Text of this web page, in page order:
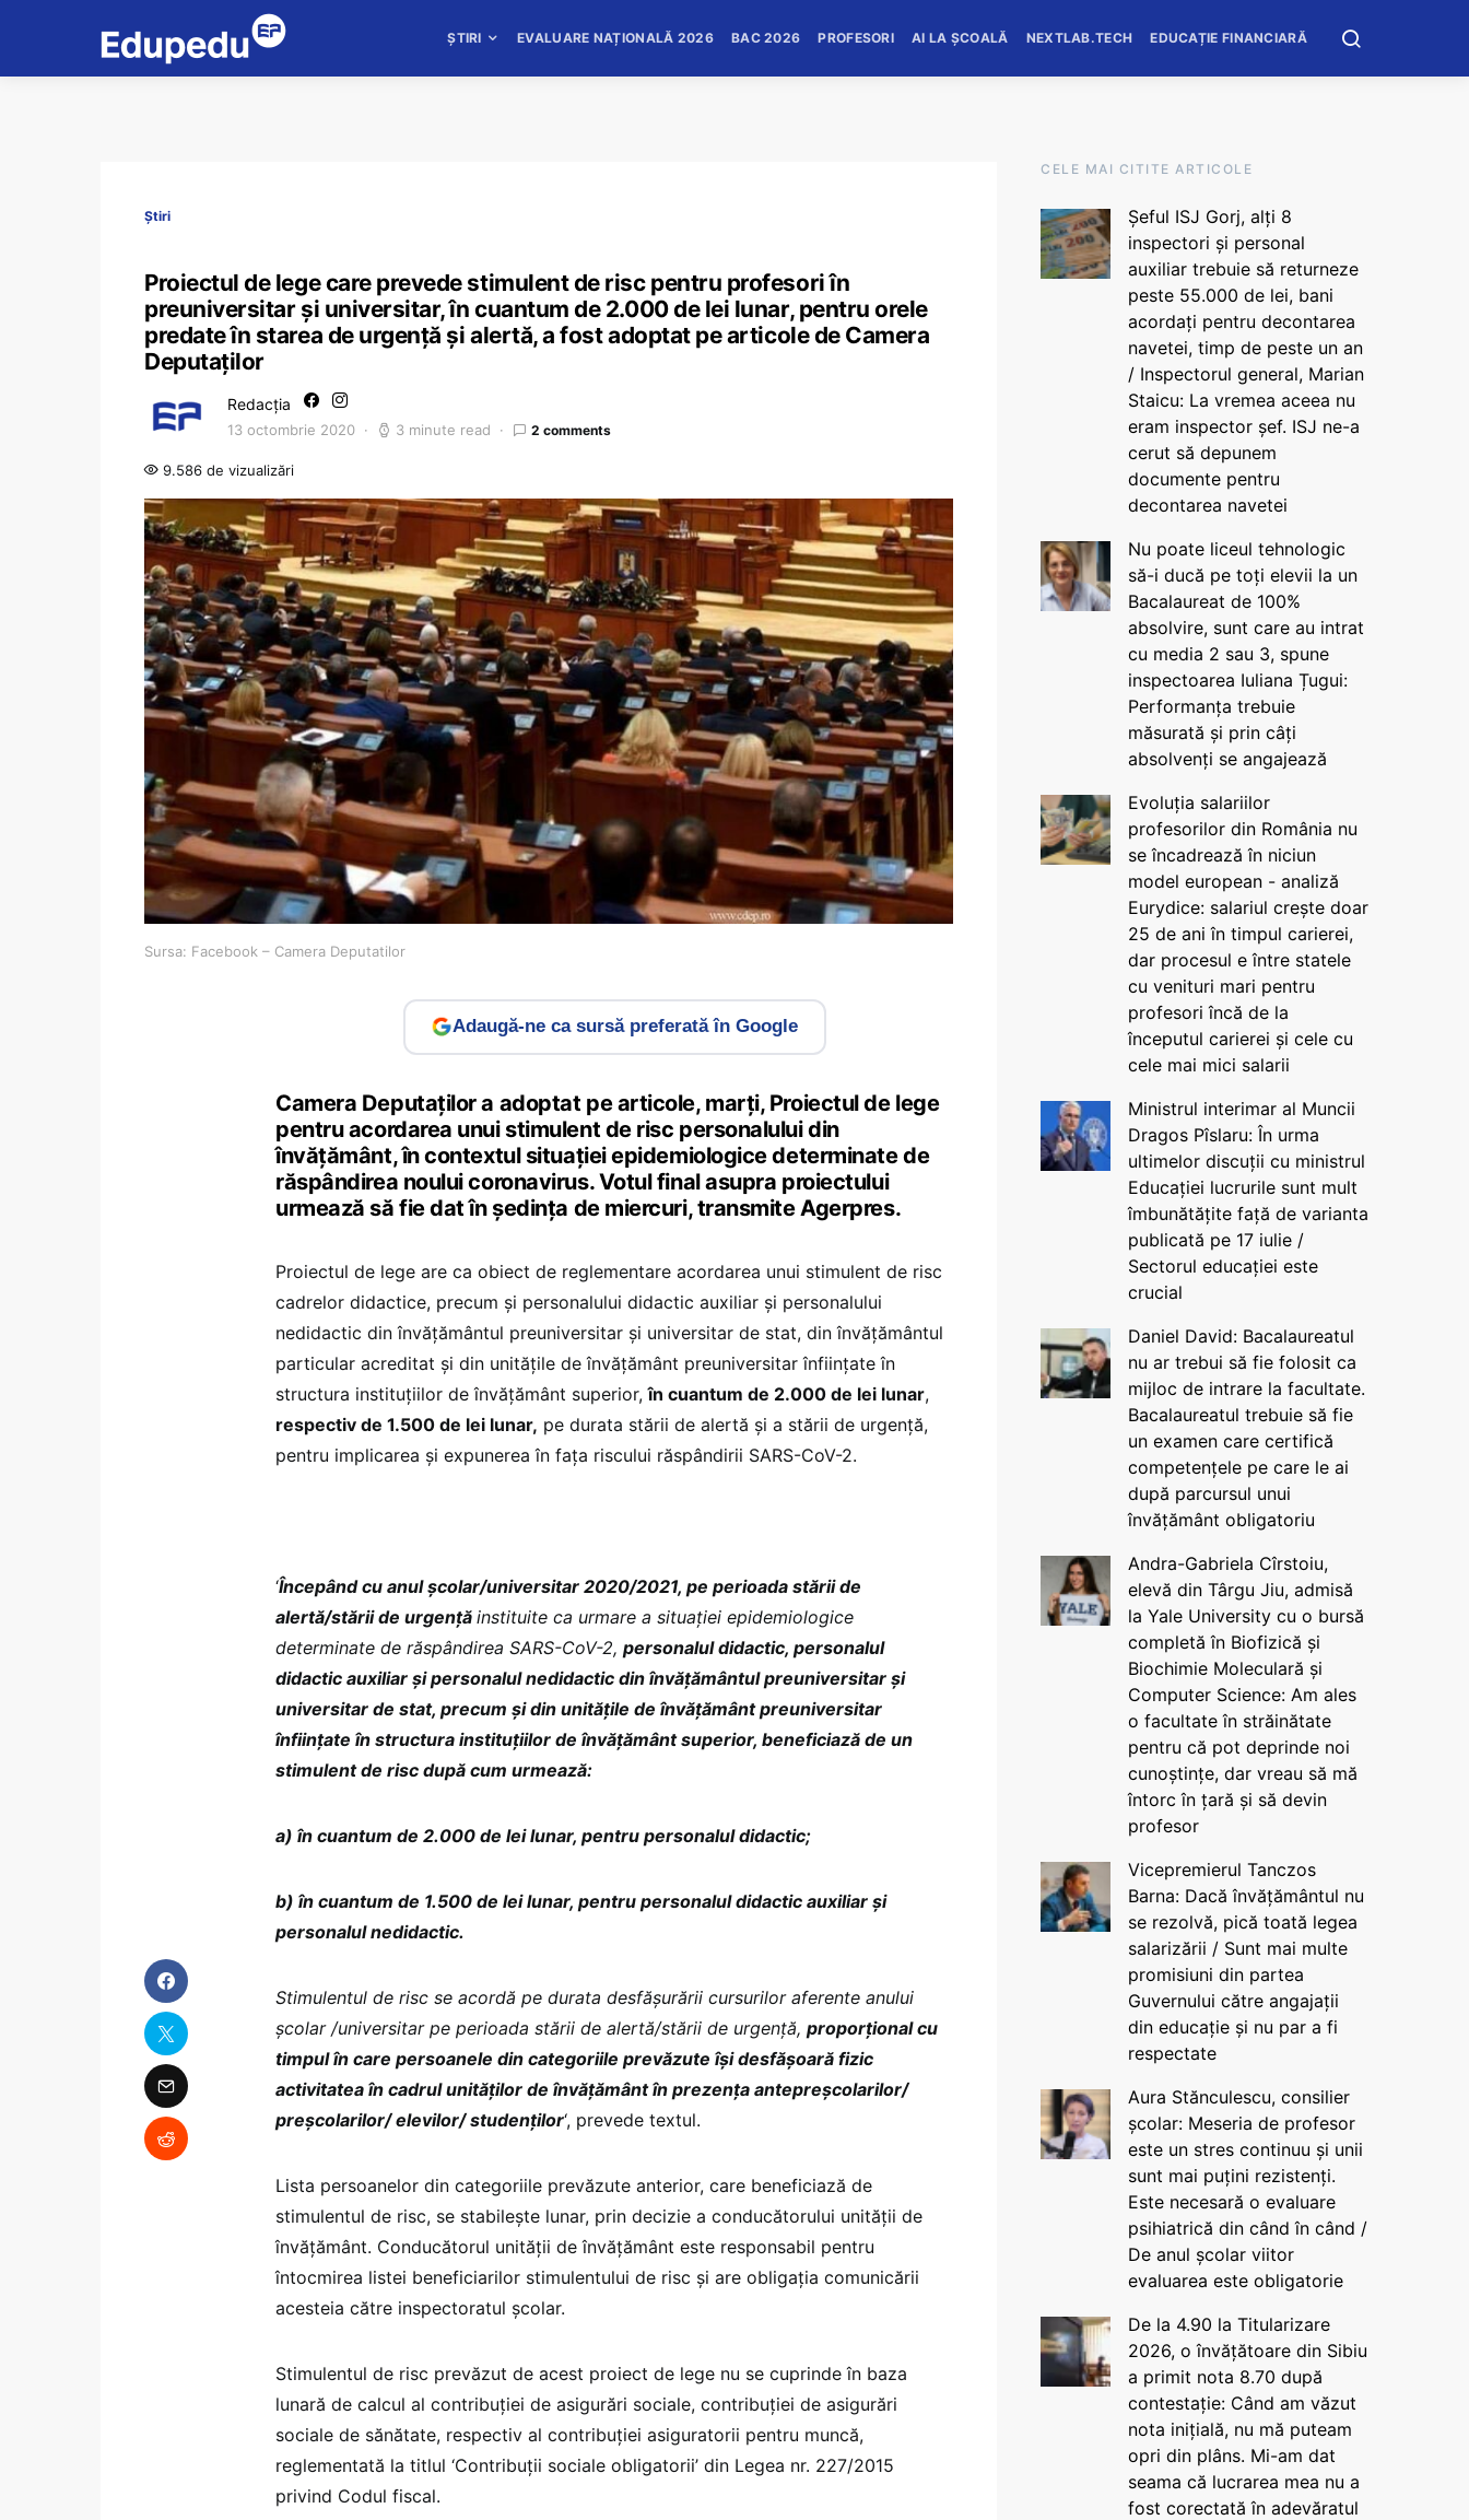
ȘTIRI EVALUARE NAȚIONALĂ 2026 BAC 2026 PROFESORI AI LA ȘCOALĂ NEXTLAB.TECH EDUCAȚIE FINANCIARĂ
Știri
Proiectul de lege care prevede stimulent de risc pentru profesori în
preuniversitar și universitar, în cuantum de 2.000 de lei lunar, pentru orele
predate în starea de urgenţă şi alertă, a fost adoptat pe articole de Camera
Deputaților
Redacția
13 octombrie 2020 3 minute read 2 comments
9.586 de vizualizări
Sursa: Facebook – Camera Deputatilor
Adaugă-ne ca sursă preferată în Google
Camera Deputaţilor a adoptat pe articole, marţi, Proiectul de lege
pentru acordarea unui stimulent de risc personalului din
învăţământ, în contextul situaţiei epidemiologice determinate de
răspândirea noului coronavirus. Votul final asupra proiectului
urmează să fie dat în şedinţa de miercuri, transmite Agerpres.
Proiectul de lege are ca obiect de reglementare acordarea unui stimulent de risc
cadrelor didactice, precum şi personalului didactic auxiliar şi personalului
nedidactic din învăţământul preuniversitar şi universitar de stat, din învăţământul
particular acreditat şi din unităţile de învăţământ preuniversitar înfiinţate în
structura instituţiilor de învăţământ superior,în cuantum de 2.000 de lei lunar,
respectiv de 1.500 de lei lunar, pe durata stării de alertă şi a stării de urgenţă,
pentru implicarea şi expunerea în faţa riscului răspândirii SARS-CoV-2.
‘Începând cu anul şcolar/universitar 2020/2021, pe perioada stării de
alertă/stării de urgenţă instituite ca urmare a situaţiei epidemiologice
determinate de răspândirea SARS-CoV-2, personalul didactic, personalul
didactic auxiliar şi personalul nedidactic din învăţământul preuniversitar şi
universitar de stat, precum şi din unităţile de învăţământ preuniversitar
înfiinţate în structura instituţiilor de învăţământ superior, beneficiază de un
stimulent de risc după cum urmează:
a) în cuantum de 2.000 de lei lunar, pentru personalul didactic;
b) în cuantum de 1.500 de lei lunar, pentru personalul didactic auxiliar şi
personalul nedidactic.
Stimulentul de risc se acordă pe durata desfăşurării cursurilor aferente anului
şcolar /universitar pe perioada stării de alertă/stării de urgenţă, proporţional cu
timpul în care persoanele din categoriile prevăzute îşi desfăşoară fizic
activitatea în cadrul unităţilor de învăţământ în prezenţa antepreşcolarilor/
preşcolarilor/ elevilor/ studenţilor‘, prevede textul.
Lista persoanelor din categoriile prevăzute anterior, care beneficiază de
stimulentul de risc, se stabileşte lunar, prin decizie a conducătorului unităţii de
învăţământ. Conducătorul unităţii de învăţământ este responsabil pentru
întocmirea listei beneficiarilor stimulentului de risc şi are obligaţia comunicării
acesteia către inspectoratul şcolar.
Stimulentul de risc prevăzut de acest proiect de lege nu se cuprinde în baza
lunară de calcul al contribuţiei de asigurări sociale, contribuţiei de asigurări
sociale de sănătate, respectiv al contribuţiei asiguratorii pentru muncă,
reglementată la titlul ‘Contribuţii sociale obligatorii’ din Legea nr. 227/2015
privind Codul fiscal.
CELE MAI CITITE ARTICOLE
Șeful ISJ Gorj, alți 8
inspectori și personal
auxiliar trebuie să returneze
peste 55.000 de lei, bani
acordați pentru decontarea
navetei, timp de peste un an
/ Inspectorul general, Marian
Staicu: La vremea aceea nu
eram inspector șef. ISJ ne-a
cerut să depunem
documente pentru
decontarea navetei
Nu poate liceul tehnologic
să-i ducă pe toți elevii la un
Bacalaureat de 100%
absolvire, sunt care au intrat
cu media 2 sau 3, spune
inspectoarea Iuliana Țugui:
Performanța trebuie
măsurată și prin câți
absolvenți se angajează
Evoluția salariilor
profesorilor din România nu
se încadrează în niciun
model european - analiză
Eurydice: salariul crește doar
25 de ani în timpul carierei,
dar procesul e între statele
cu venituri mari pentru
profesori încă de la
începutul carierei și cele cu
cele mai mici salarii
Ministrul interimar al Muncii
Dragos Pîslaru: În urma
ultimelor discuții cu ministrul
Educației lucrurile sunt mult
îmbunătățite față de varianta
publicată pe 17 iulie /
Sectorul educației este
crucial
Daniel David: Bacalaureatul
nu ar trebui să fie folosit ca
mijloc de intrare la facultate.
Bacalaureatul trebuie să fie
un examen care certifică
competențele pe care le ai
după parcursul unui
învățământ obligatoriu
Andra-Gabriela Cîrstoiu,
elevă din Târgu Jiu, admisă
la Yale University cu o bursă
completă în Biofizică și
Biochimie Moleculară și
Computer Science: Am ales
o facultate în străinătate
pentru că pot deprinde noi
cunoștințe, dar vreau să mă
întorc în țară și să devin
profesor
Vicepremierul Tanczos
Barna: Dacă învățământul nu
se rezolvă, pică toată legea
salarizării / Sunt mai multe
promisiuni din partea
Guvernului către angajații
din educație și nu par a fi
respectate
Aura Stănculescu, consilier
școlar: Meseria de profesor
este un stres continuu și unii
sunt mai puțini rezistenți.
Este necesară o evaluare
psihiatrică din când în când /
De anul școlar viitor
evaluarea este obligatorie
De la 4.90 la Titularizare
2026, o învățătoare din Sibiu
a primit nota 8.70 după
contestație: Când am văzut
nota inițială, nu mă puteam
opri din plâns. Mi-am dat
seama că lucrarea mea nu a
fost corectată în adevăratul